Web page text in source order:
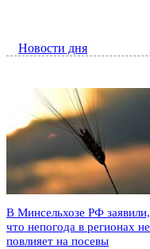
Новости дня
В Минсельхозе РФ заявили,
что непогода в регионах не
повлияет на посевы